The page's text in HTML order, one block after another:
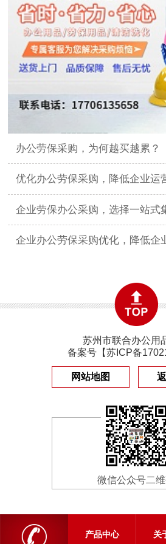
办公劳保采购，为何越买越累？
优化办公劳保采购，降低企业运
企业劳保办公采购，选择一站式
企业办公劳保采购优化，降低企
苏州市联合办公用
备案号【苏ICP备
网站地图
微信公众号二
产品中心 关